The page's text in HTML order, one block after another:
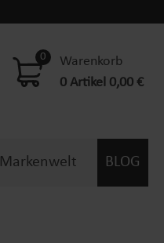
0
Warenkorb
0 Artikel 0,00 €
Markenwelt BLOG